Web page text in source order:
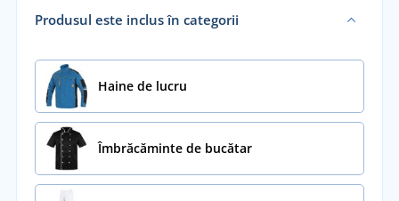
Produsul este inclus în categorii
Haine de lucru
Îmbrăcăminte de bucătar